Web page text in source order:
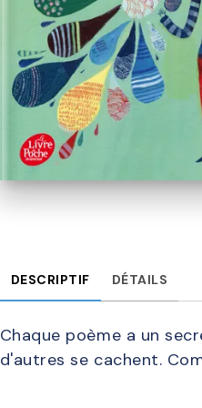
DESCRIPTIF DÉTAILS
Chaque poème a un
d'autres se cachent.